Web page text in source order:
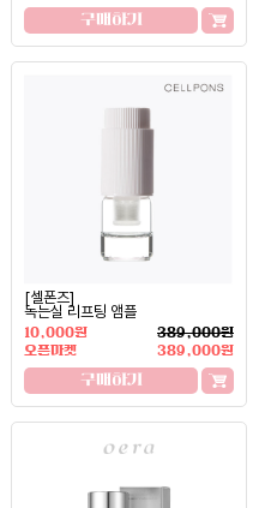
구매하기
[셀폰즈]
녹는실 리프팅 앰플
10,000원
389,000원
오픈마켓
389,000원
구매하기